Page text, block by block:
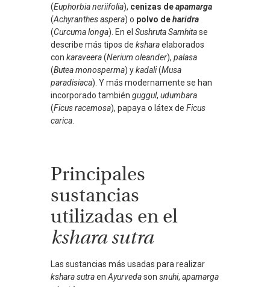
(Euphorbia neriifolia), cenizas deapamarga
(Achyranthes aspera) o polvo deharidra
(Curcuma longa). En el Sushruta Samhitase
describe más tipos de ksharaelaborados
con karaveera(Nerium oleander), palasa
(Butea monosperma) ykadali(Musa
paradisiaca). Y más modernamente se han
incorporado también guggul, udumbara
(Ficus racemosa), papaya o látex de Ficus
carica.
Principales
sustancias
utilizadas en el
kshara sutra
Las sustancias más usadas para realizar
kshara sutraen Ayurvedason snuhi, apamarga